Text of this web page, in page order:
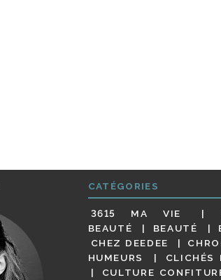
CATÉGORIES
3615 MA VIE
BEAUTÉ
BEAUTÉ
CHEZ DEEDEE
HUMEURS
CLICHÉS
CULTURE